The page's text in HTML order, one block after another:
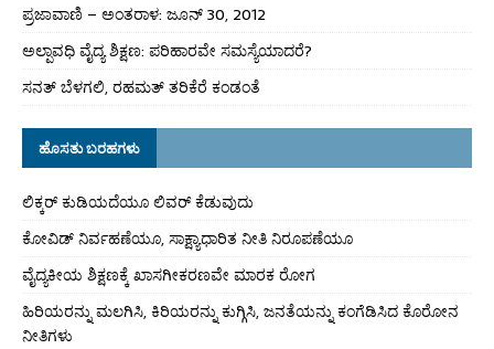
ಪ್ರಜಾವಾಣಿ – ಅಂತರಾಳ: ಜೂನ್ 30, 2012
ಅಲ್ಪಾವಧಿ ವೈದ್ಯ ಶಿಕ್ಷಣ: ಪರಿಹಾರವೇ ಸಮಸ್ಯೆಯಾದರೆ?
ಸನತ್ ಬೆಳಗಲಿ, ರಹಮತ್ ತರಿಕೆರೆ ಕಂಡಂತೆ
ಹೊಸತು ಬರಹಗಳು
ಲಿಕ್ಕರ್ ಕುಡಿಯದೆಯೂ ಲಿವರ್ ಕೆಡುವುದು
ಕೋವಿಡ್ ನಿರ್ವಹಣೆಯೂ, ಸಾಕ್ಷ್ಯಾಧಾರಿತ ನೀತಿ ನಿರೂಪಣೆಯೂ
ವೈದ್ಯಕೀಯ ಶಿಕ್ಷಣಕ್ಕೆ ಖಾಸಗೀಕರಣವೇ ಮಾರಕ ರೋಗ
ಹಿರಿಯರನ್ನು ಮಲಗಿಸಿ, ಕಿರಿಯರನ್ನು ಕುಗ್ಗಿಸಿ, ಜನತೆಯನ್ನು ಕಂಗೆಡಿಸಿದ ಕೊರೋನ
ನೀತಿಗಳು